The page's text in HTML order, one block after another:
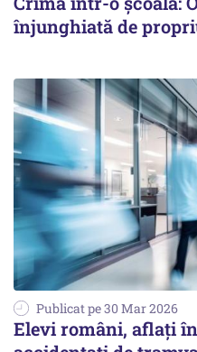
înjunghiată de
Publicat pe 30 Mar 2026
Elevi români, aflați